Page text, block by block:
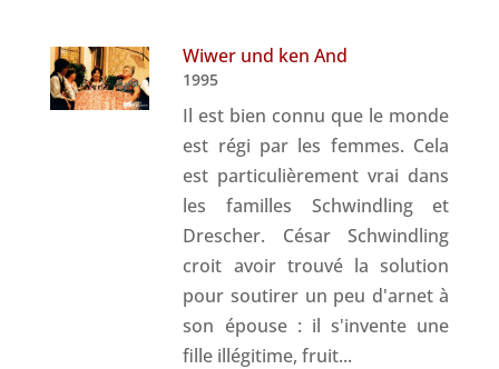
Wiwer und ken And
1995
Il est bien connu que le monde
est régi par les femmes. Cela
est particulièrement vrai dans
les familles Schwindling et
Drescher. César Schwindling
croit avoir trouvé la solution
pour soutirer un peu d'arnet à
son épouse : il s'invente une
fille illégitime, fruit...